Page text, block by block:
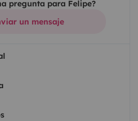
pregunta para Felipe?
un mensaje